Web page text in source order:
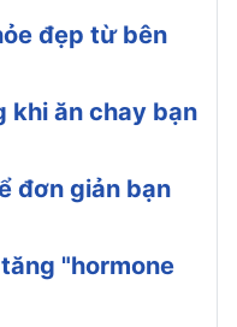
đẹp từ bên
khi ăn chay bạn
đơn giản bạn
"hormone